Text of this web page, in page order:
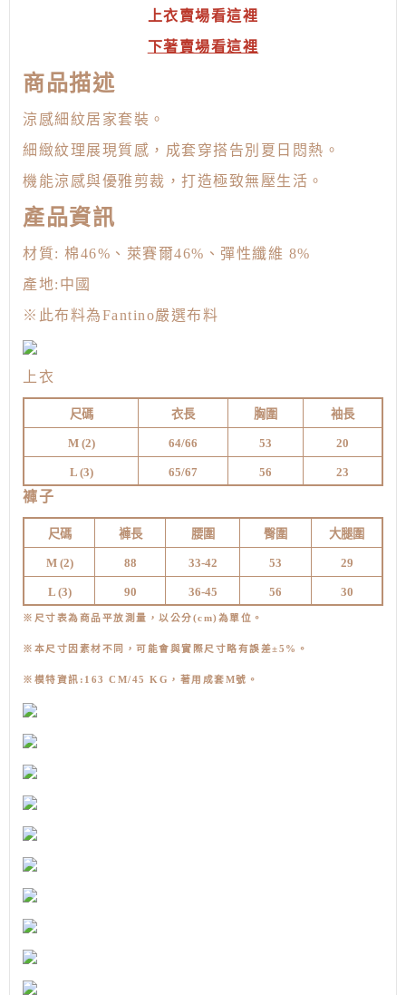
上衣賣場看這裡
下著賣場看這裡
商品描述
涼感細紋居家套裝。
細緻紋理展現質感，成套穿搭告別夏日悶熱。
機能涼感與優雅剪裁，打造極致無壓生活。
產品資訊
材質: 棉46%、萊賽爾46%、彈性纖維 8%
產地:中國
※ 此布料為Fantino嚴選布料
上衣
尺碼 衣長 胸圍 袖長
M (2) 64/66 53 20
L (3) 65/67 56 23
褲子
尺碼 褲長 腰圍 臀圍 大腿圍
M (2) 88 33-42 53 29
L (3) 90 36-45 56 30
※尺寸表為商品平放測量，以公分(cm)為單位。
※本尺寸因素材不同，可能會與實際尺寸略有誤差±5%。
※模特資訊:163 CM/45 KG，著用成套M號 。